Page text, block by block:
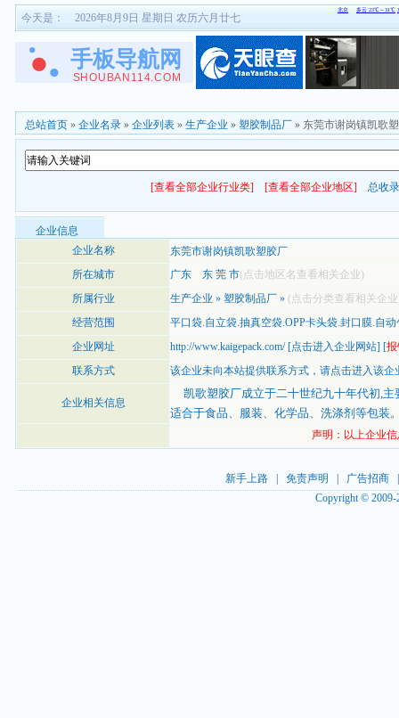
今天是： 2026年8月9日 星期日 农历六月廿七
总站首页 » 企业名录 » 企业列表 » 生产企业 » 塑胶制品厂 » 东莞市谢岗镇凯歌
[查看全部企业行业类] [查看全部企业地区] 总收
企业信息
企业名称
东莞市谢岗镇凯歌塑胶厂
所在城市
广东 东 莞 市(点击地区名查看相关企业)
所属行业
生产企业 » 塑胶制品厂 » (点击分类查看相关企
经营范围
平口袋.自立袋.抽真空袋.OPP卡头袋.封口膜.自
企业网址
http://www.kaigepack.com/[点击进入企业网站] [
联系方式
该企业未向本站提供联系方式， 请点击进入该企
企业相关信息
凯歌塑胶厂成立于二十世纪九十年代初,主
适合于食品、服装、化学品、洗涤剂等包装
声明：以上企业
新手上路| 免责声明 广告招商
Copyright ©